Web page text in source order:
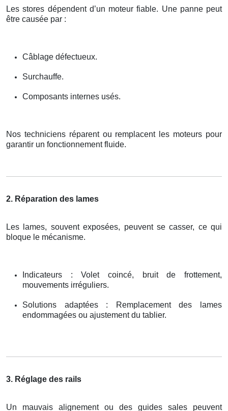
Les stores dépendent d’un moteur fiable. Une panne peut
être causée par :
Câblage défectueux.
Surchauffe.
Composants internes usés.
Nos techniciens réparent ou remplacent les moteurs pour
garantir un fonctionnement fluide.
2. Réparation des lames
Les lames, souvent exposées, peuvent se casser, ce qui
bloque le mécanisme.
Indicateurs : Volet coincé, bruit de frottement,
mouvements irréguliers.
Solutions adaptées : Remplacement des lames
endommagées ou ajustement du tablier.
3. Réglage des rails
Un mauvais alignement ou des guides sales peuvent